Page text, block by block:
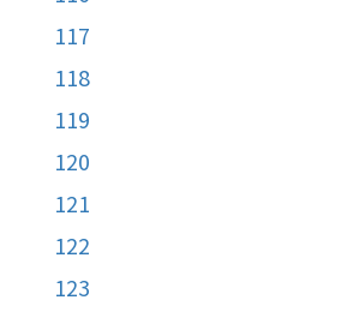
117
118
119
120
121
122
123